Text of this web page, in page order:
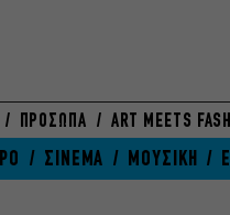
ΠΡΟΣΩΠΑ ART MEETS
ΣΙΝΕΜΑ ΜΟΥΣΙΚΗ